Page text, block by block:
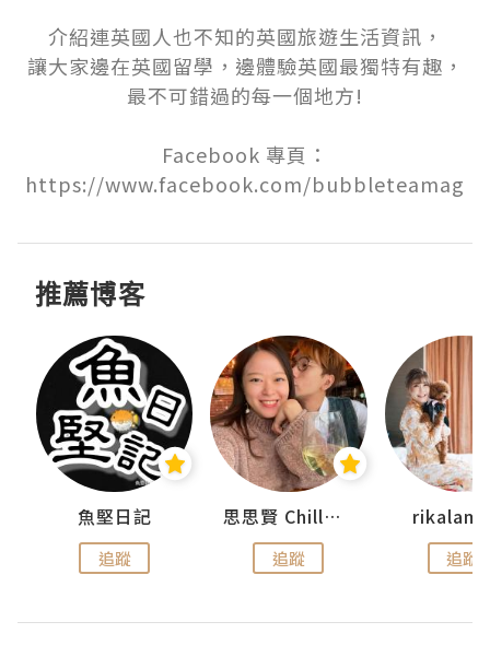
介紹連英國人也不知的英國旅遊生活資訊，
讓大家邊在英國留學，邊體驗英國最獨特有趣，
最不可錯過的每一個地方!
Facebook 專頁：
https://www.facebook.com/bubbleteamag
推薦博客
魚堅日記
追蹤
思思賢 ChillMyBabe
追蹤 追蹤